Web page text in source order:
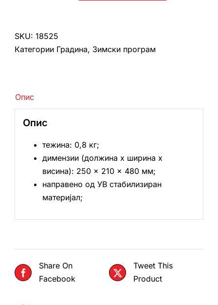
SKU: 18525
Категории Градина, Зимски програм
Опис
Опис
тежина: 0,8 кг;
димензии (должина х ширина х
висина): 250 × 210 × 480 мм;
направено од УВ стабилизиран
материјал;
Share On
Facebook
Tweet This
Product